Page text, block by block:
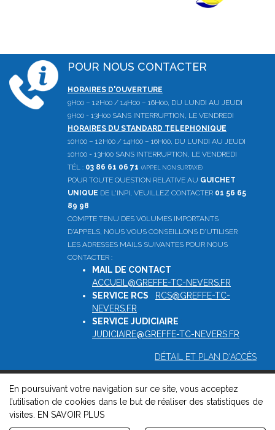
POUR NOUS CONTACTER
HORAIRES D'OUVERTURE
9H00 – 12H00 / 14H00 – 16H00, DU LUNDI AU JEUDI
9H00 - 13H00 SANS INTERRUPTION, LE VENDREDI
HORAIRES DU STANDARD TELEPHONIQUE
10H00 – 12H00 / 14H00 – 16H00, DU LUNDI AU JEUDI
10H00 - 13H00 SANS INTERRUPTION, LE VENDREDI
TÉL : 03 86 61 06 71 (APPEL NON SURTAXÉ)
POUR TOUTE QUESTION RELATIVE AU GUICHET
UNIQUE DE L'INPI, VEUILLEZ CONTACTER 01 56 65
89 98
COMPTE TENU DES VOLUMES IMPORTANTS
D'APPELS, NOUS VOUS CONSEILLONS D'UTILISER
LES ADRESSES MAILS SUIVANTES POUR NOUS
CONTACTER :
MAIL DE CONTACT
ACCUEIL@GREFFE-TC-NEVERS.FR
SERVICE RCS
RCS@GREFFE-TC-
NEVERS.FR
SERVICE JUDICIAIRE
JUDICIAIRE@GREFFE-TC-NEVERS.FR
DÉTAIL ET PLAN D'ACCÈS
© 2026, Greffe du tribunal de commerce de Nevers -Mentions
légales-Contact -Gestion des cookies -Politique de
confidentialité et de cookies
En poursuivant votre navigation sur ce site, vous acceptez
l’utilisation de cookies dans le but de réaliser des statistiques de
visites.
EN SAVOIR PLUS